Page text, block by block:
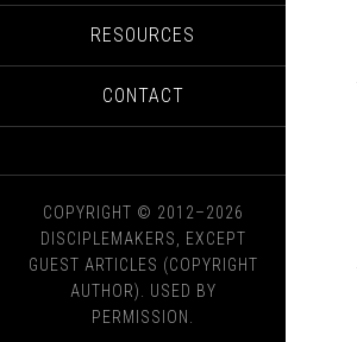
RESOURCES
CONTACT
COPYRIGHT © 2012–2026
DISCIPLEMAKERS, EXCEPT
GUEST ARTICLES (COPYRIGHT
AUTHOR). USED BY
PERMISSION.